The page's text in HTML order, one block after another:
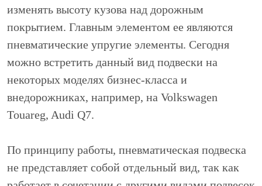
изменять высоту кузова над дорожным
покрытием. Главным элементом ее являются
пневматические упругие элементы. Сегодня
можно встретить данный вид подвески на
некоторых моделях бизнес-класса и
внедорожниках, например, на Volkswagen
Touareg, Audi Q7.
По принципу работы, пневматическая подвеска
не представляет собой отдельный вид, так как